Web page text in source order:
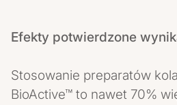
Efekty potwierdzone
Stosowanie preparatów
BioActive™ to nawet 70%